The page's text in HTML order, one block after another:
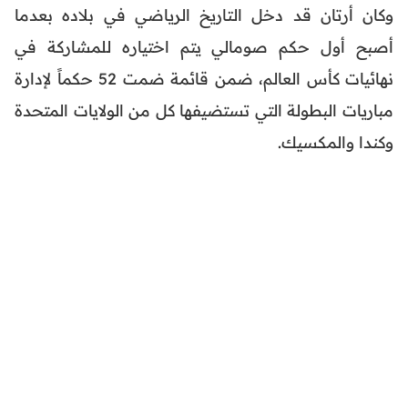
وكان أرتان قد دخل التاريخ الرياضي في بلاده بعدما
أصبح أول حكم صومالي يتم اختياره للمشاركة في
نهائيات كأس العالم، ضمن قائمة ضمت 52 حكماً لإدارة
مباريات البطولة التي تستضيفها كل من الولايات المتحدة
وكندا والمكسيك.